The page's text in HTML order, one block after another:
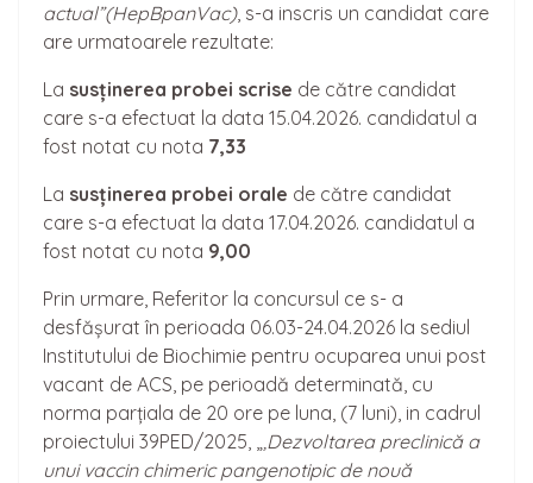
actual”(HepBpanVac), s-a inscris un candidat care
are urmatoarele rezultate:
La susținerea probei scrise de către candidat
care s-a efectuat la data 15.04.2026. candidatul a
fost notat cu nota 7,33
La susținerea probei orale de către candidat
care s-a efectuat la data 17.04.2026. candidatul a
fost notat cu nota 9,00
Prin urmare, Referitor la concursul ce s- a
desfășurat în perioada 06.03-24.04.2026 la sediul
Institutului de Biochimie pentru ocuparea unui post
vacant de ACS, pe perioadă determinată, cu
norma parțiala de 20 ore pe luna, (7 luni), in cadrul
proiectului 39PED/2025, „‚Dezvoltarea preclinică a
unui vaccin chimeric pangenotipic de nouă